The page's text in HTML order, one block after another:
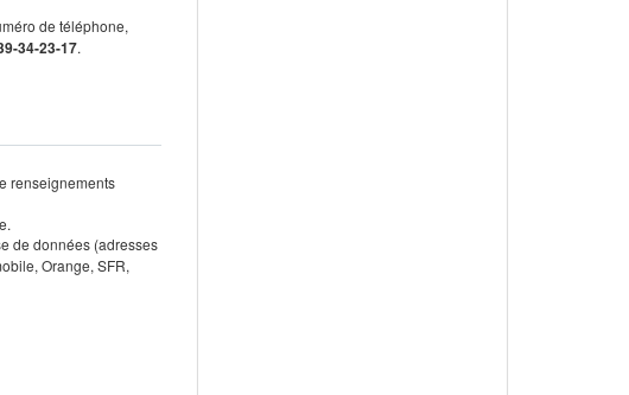
de téléphone,
34-23-17.
renseignements
de données (adresses
Orange, SFR,